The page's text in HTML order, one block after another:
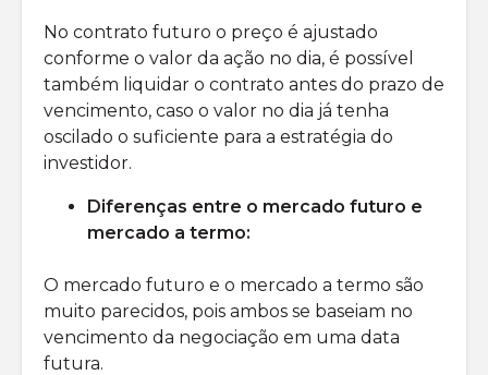
No contrato futuro o preço é ajustado
conforme o valor da ação no dia, é possível
também liquidar o contrato antes do prazo de
vencimento, caso o valor no dia já tenha
oscilado o suficiente para a estratégia do
investidor.
Diferenças entre o mercado futuro e
mercado a termo:
O mercado futuro e o mercado a termo são
muito parecidos, pois ambos se baseiam no
vencimento da negociação em uma data
futura.